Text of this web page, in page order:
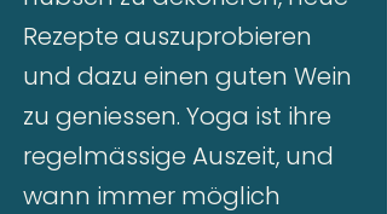
Rezepte auszuprobieren
und dazu einen guten Wein
zu geniessen. Yoga ist ihre
regelmässige Auszeit, und
wann immer möglich